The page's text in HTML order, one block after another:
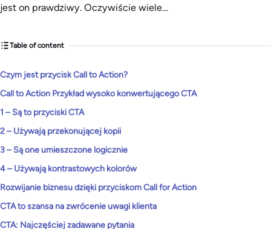
jest on prawdziwy. Oczywiście wiele…
Table of content
Czym jest przycisk Call to Action?
Call to Action Przykład wysoko konwertującego CTA
1 – Są to przyciski CTA
2 – Używają przekonującej kopii
3 – Są one umieszczone logicznie
4 – Używają kontrastowych kolorów
Rozwijanie biznesu dzięki przyciskom Call for Action
CTA to szansa na zwrócenie uwagi klienta
CTA: Najczęściej zadawane pytania